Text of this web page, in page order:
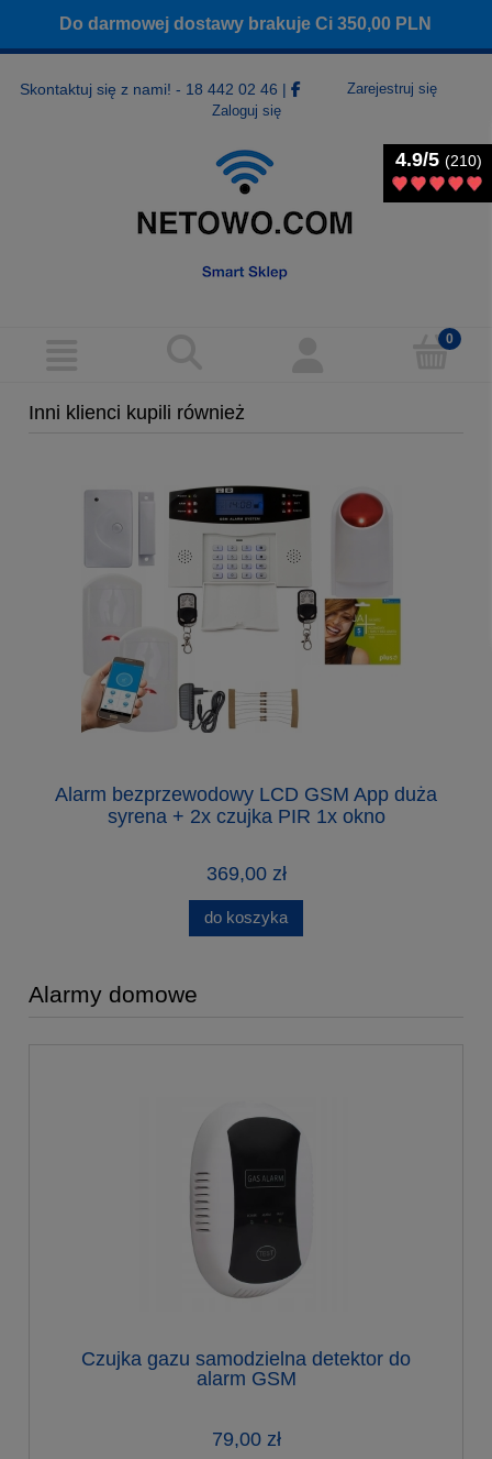
Do darmowej dostawy brakuje Ci350,00 PLN
Skontaktuj się z nami! - 18 442 02 46 |
Zarejestruj się
Zaloguj się
Inni klienci kupili również
Alarm bezprzewodowy LCD GSM App duża
syrena + 2x czujka PIR 1x okno
369,00 zł
do koszyka
Alarmy domowe
Czujka gazu samodzielna detektor do
alarm GSM
79,00 zł
4.9/5 (210)
4.9/5 (210)